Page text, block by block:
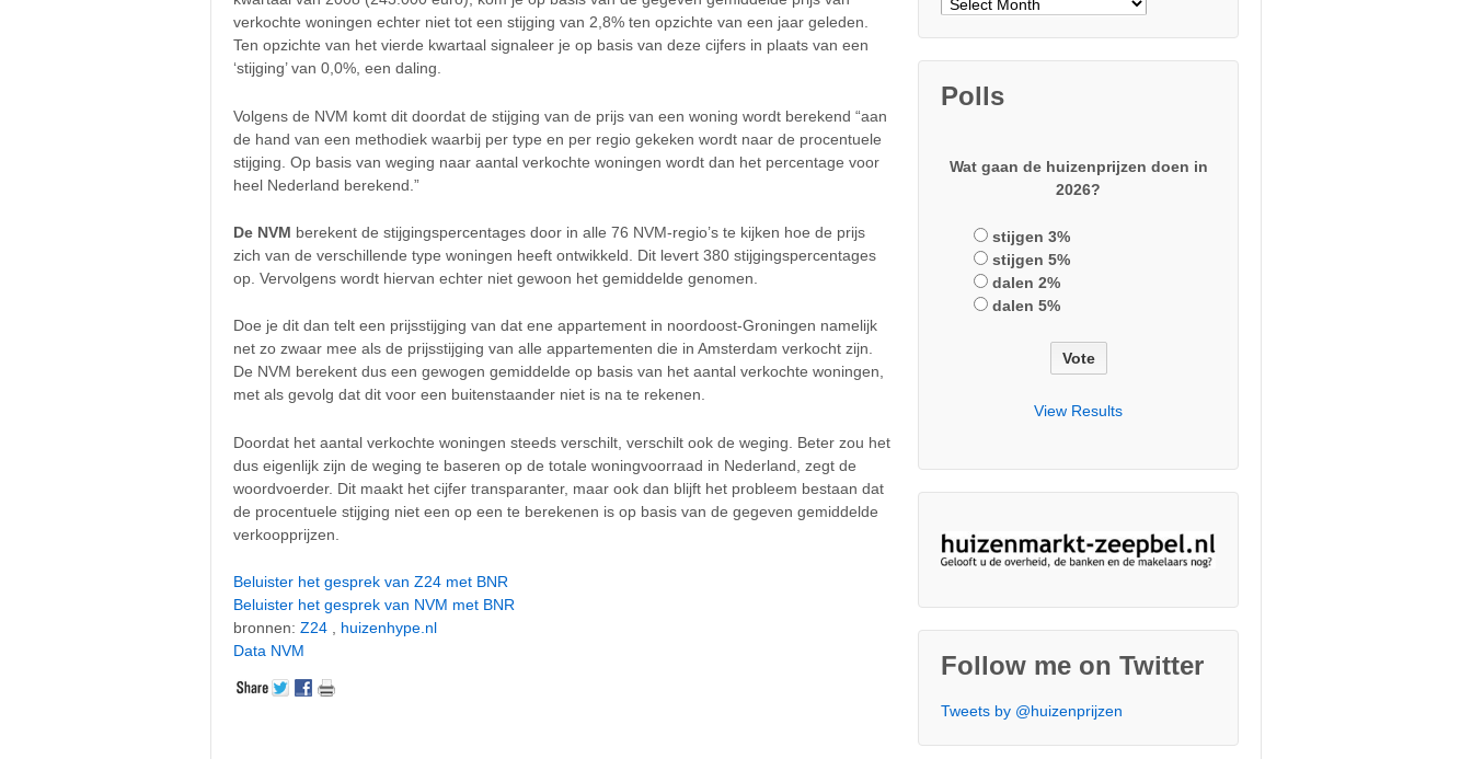
verkochte woningen echter niet tot een stijging van 2,8% ten opzichte van een jaar geleden.
Ten opzichte van het vierde kwartaal signaleer je op basis van deze cijfers in plaats van een
‘stijging’ van 0,0%, een daling.
Volgens de NVM komt dit doordat de stijging van de prijs van een woning wordt berekend “aan
de hand van een methodiek waarbij per type en per regio gekeken wordt naar de procentuele
stijging. Op basis van weging naar aantal verkochte woningen wordt dan het percentage voor
heel Nederland berekend.”
De NVM berekent de stijgingspercentages door in alle 76 NVM-regio’s te kijken hoe de prijs
zich van de verschillende type woningen heeft ontwikkeld. Dit levert 380 stijgingspercentages
op. Vervolgens wordt hiervan echter niet gewoon het gemiddelde genomen.
Doe je dit dan telt een prijsstijging van dat ene appartement in noordoost-Groningen namelijk
net zo zwaar mee als de prijsstijging van alle appartementen die in Amsterdam verkocht zijn.
De NVM berekent dus een gewogen gemiddelde op basis van het aantal verkochte woningen,
met als gevolg dat dit voor een buitenstaander niet is na te rekenen.
Doordat het aantal verkochte woningen steeds verschilt, verschilt ook de weging. Beter zou het
dus eigenlijk zijn de weging te baseren op de totale woningvoorraad in Nederland, zegt de
woordvoerder. Dit maakt het cijfer transparanter, maar ook dan blijft het probleem bestaan dat
de procentuele stijging niet een op een te berekenen is op basis van de gegeven gemiddelde
verkoopprijzen.
Beluister het gesprek van Z24 met BNR
Beluister het gesprek van NVM met BNR
bronnen: Z24 , huizenhype.nl
Data NVM
Polls
Wat gaan de huizenprijzen doen in
2026?
stijgen 3%
stijgen 5%
dalen 2%
dalen 5%
View Results
Follow me on Twitter
Tweets by @huizenprijzen